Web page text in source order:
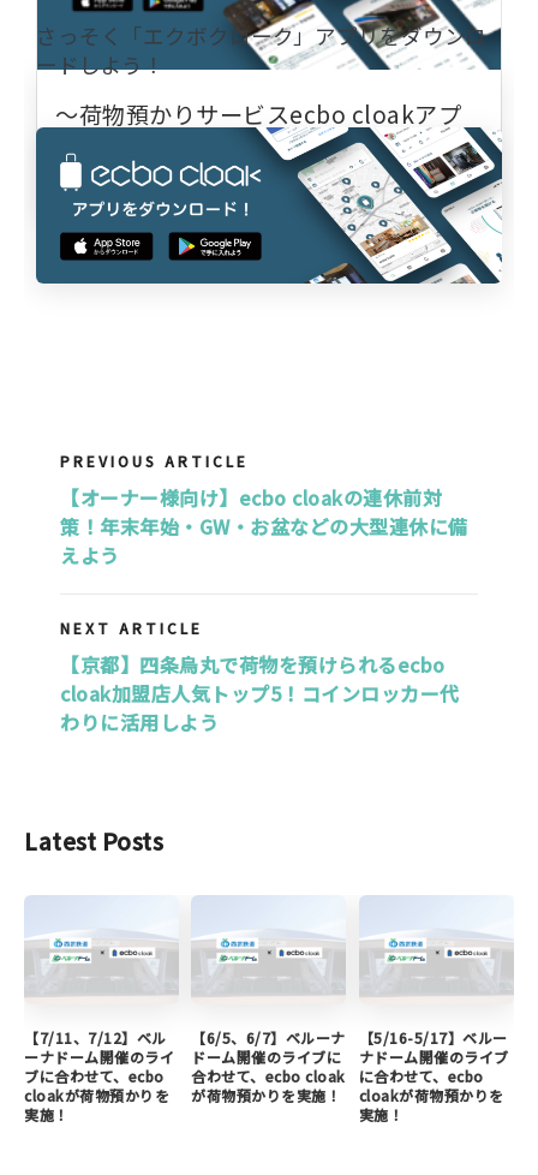
〜荷物預かりサービスecbo cloakアプ
リの利用方法〜コインロッカー代わりに
簡単4STEPで活用しよう！
さっそく「エクボクローク」アプリをダウンロ
ードしよう！
PREVIOUS ARTICLE
【オーナー様向け】ecbo cloakの連休前対
策！年末年始・GW・お盆などの大型連休に備
えよう
NEXT ARTICLE
【京都】四条烏丸で荷物を預けられるecbo
cloak加盟店人気トップ5！コインロッカー代
わりに活用しよう
Latest Posts
【7/11、7/12】ベル
ーナドーム開催のライ
ブに合わせて、ecbo
cloakが荷物預かりを
実施！
【6/5、6/7】ベルーナ
ドーム開催のライブに
合わせて、ecbo cloak
が荷物預かりを実施！
【5/16-5/17】ベルー
ナドーム開催のライブ
に合わせて、ecbo
cloakが荷物預かりを
実施！